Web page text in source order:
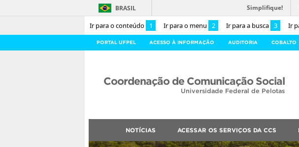
Ir para o conteúdo 1 Ir para o menu 2 Ir para a busca 3 Ir
BRASIL Simplifique!
PORTAL UFPEL ACESSO À INFORMAÇÃO AUDITORIA COBALTO
Coordenação de Comunicação Social
Universidade Federal de Pelotas
NOTÍCIAS ACESSAR OS SERVIÇOS DA CCS